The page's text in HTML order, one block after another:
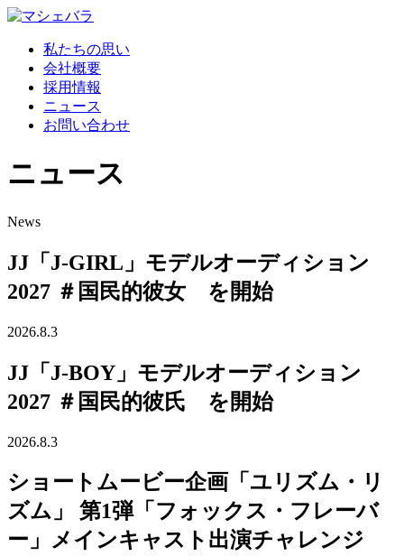
私たちの思い
会社概要
採用情報
ニュース
お問い合わせ
ニュース
News
JJ「J-GIRL」モデルオーディション
2027 ＃国民的彼女 を開始
2026.8.3
JJ「J-BOY」モデルオーディション
2027 ＃国民的彼氏 を開始
2026.8.3
ショートムービー企画「ユリズム・リ
ズム」 第1弾「フォックス・フレーバ
ー」メインキャスト出演チャレンジ